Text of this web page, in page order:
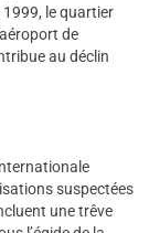
1999, le quartier
de
au déclin
suspectées
une trêve